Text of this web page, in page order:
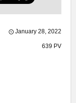
January 28, 2022
639 PV